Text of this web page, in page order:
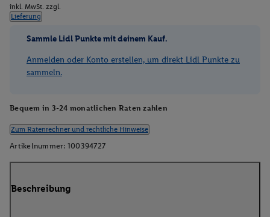
inkl. MwSt. zzgl.
Lieferung
Sammle Lidl Punkte mit deinem Kauf.
Anmelden oder Konto erstellen, um direkt Lidl Punkte zu
sammeln.
Bequem in 3-24 monatlichen Raten zahlen
Zum Ratenrechner und rechtliche Hinweise
Artikelnummer: 100394727
Beschreibung